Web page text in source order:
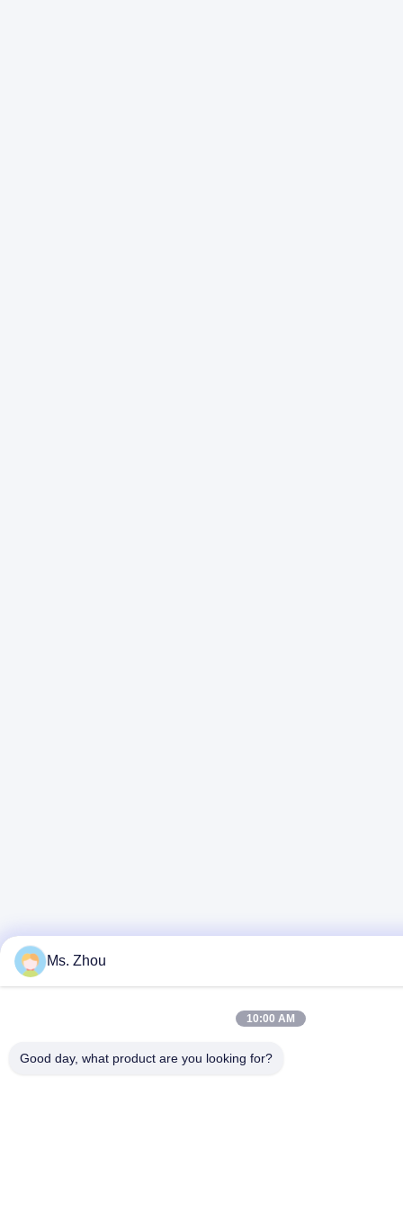
Ms. Zhou
10:00 AM
Good day, what product are you looking for?